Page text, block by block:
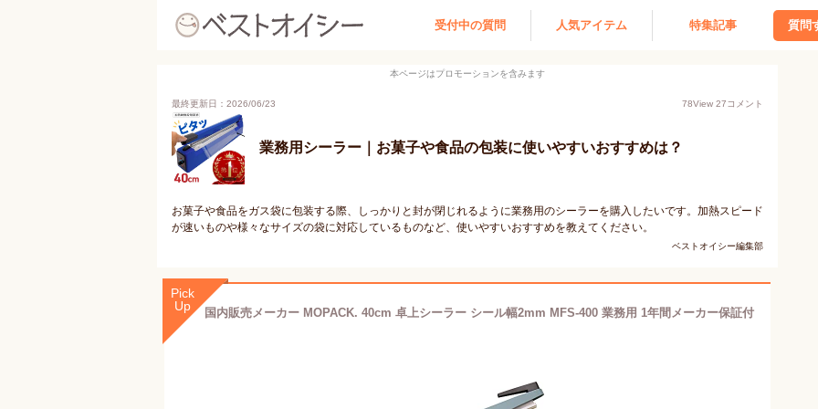
受付中の質問 人気アイテム 特集記事 質問
本ページはプロモーションを含みます
最終更新日：2026/06/23 78View 27コメント
業務用シーラー｜お菓子や食品の包装に使いやすいおすすめは？
お菓子や食品をガス袋に包装する際、しっかりと封が閉じれるように業務用のシーラーを購入したいです。加熱スピード
が速いものや様々なサイズの袋に対応しているものなど、使いやすいおすすめを教えてください。
ベストオイシー編集部
Pick
Up
国内販売メーカー MOPACK. 40cm 卓上シーラー シール幅2mm MFS-400 業務用 1年間メーカー保証付